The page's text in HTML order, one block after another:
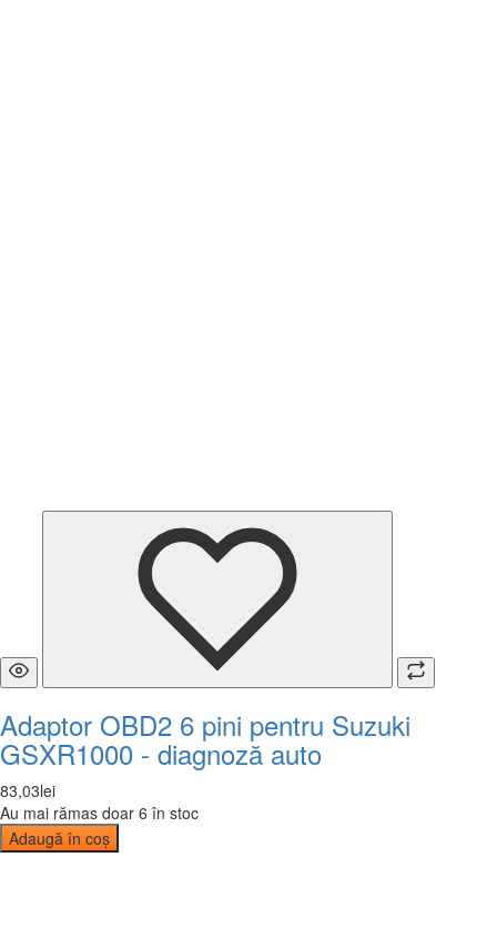
Adaptor OBD2 6 pini pentru Suzuki
GSXR1000 - diagnoză auto
83,03lei
Au mai rămas doar 6 în stoc
Adaugă în coș